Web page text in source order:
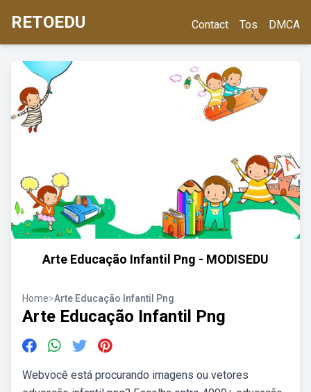
RETOEDU Contact Tos DMCA
Arte Educação Infantil Png - MODISEDU
Home>Arte Educação Infantil Png
Arte Educação Infantil Png
Webvocê está procurando imagens ou vetores